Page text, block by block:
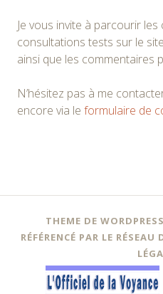
Je vous invite à parcourir
consultations tests sur le site
ainsi que les commentaires
N’hésitez pas à me
encore via le formulaire de
THEME DE
RÉFÉRENCÉ PAR LE RÉSEAU